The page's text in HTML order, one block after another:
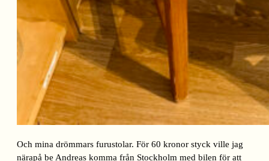
Och mina drömmars furustolar. För 60 kronor styck ville jag
närapå be Andreas komma från Stockholm med bilen för att